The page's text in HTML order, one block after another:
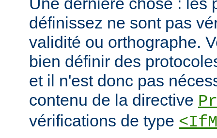
définissez ne sont pas
validité ou orthographe.
bien définir des
et il n'est donc pas
contenu de la directive
vérifications de type